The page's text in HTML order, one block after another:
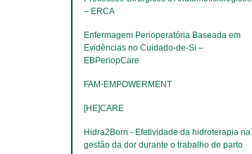
– ERCA
Enfermagem Perioperatória Baseada em
Evidências no Cuidado-de-Si –
EBPeriopCare
FAM-EMPOWERMENT
[HE]CARE
Hidra2Born - Efetividade da hidroterapia na
gestão da dor durante o trabalho de parto